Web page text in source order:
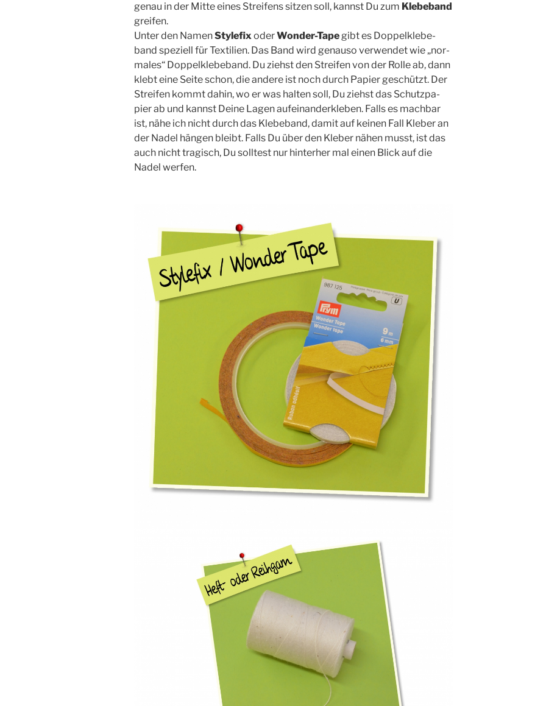
genau in der Mit­te eines Strei­fens sit­zen soll, kannst Du zum Kle­be­band
greifen.
Unter den NamenSty­le­fixoderWon­der-Tapegibt es Dop­pel­kle­be­
band spe­zi­ell für Tex­ti­li­en. Das Band wird genau­so ver­wen­det wie „nor­
ma­les“ Dop­pel­kle­be­band. Du ziehst den Strei­fen von der Rol­le ab, dann
klebt eine Sei­te schon, die ande­re ist noch durch Papier geschützt. Der
Strei­fen kommt dahin, wo er was hal­ten soll, Du ziehst das Schutz­pa­
pier ab und kannst Dei­ne Lagen auf­ein­an­der­kle­ben. Falls es mach­bar
ist, nähe ich nicht durch das Kle­be­band, damit auf kei­nen Fall Kle­ber an
der Nadel hän­gen bleibt. Falls Du über den Kle­ber nähen musst, ist das
auch nicht tra­gisch, Du soll­test nur hin­ter­her mal einen Blick auf die
Nadel werfen.